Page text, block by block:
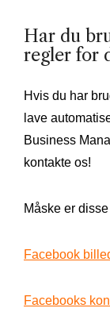
Har du
regler for
Hvis du har
lave
Business
kontakte os!
Måske er
Facebook
Facebooks